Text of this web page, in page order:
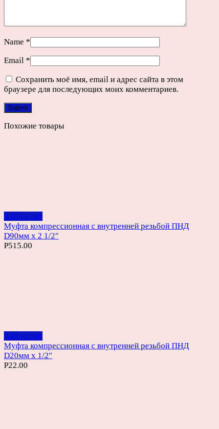
Name *
Email *
Сохранить моё имя, email и адрес сайта в этом
браузере для последующих моих комментариев.
Похожие товары
Add to cart
Муфта компрессионная с внутренней резьбой ПНД
D90мм х 2 1/2″
Р515.00
Add to cart
Муфта компрессионная с внутренней резьбой ПНД
D20мм х 1/2″
Р22.00